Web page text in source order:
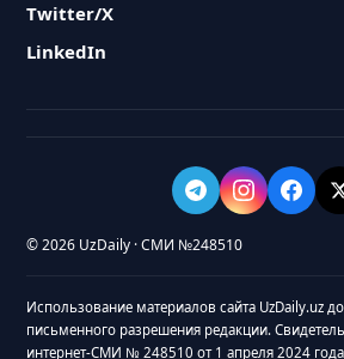
Twitter/X
LinkedIn
© 2026 UzDaily · СМИ №248510
Использование материалов сайта UzDaily.uz
письменного разрешения редакции.
интернет-СМИ № 248510 от 1 апреля 2024